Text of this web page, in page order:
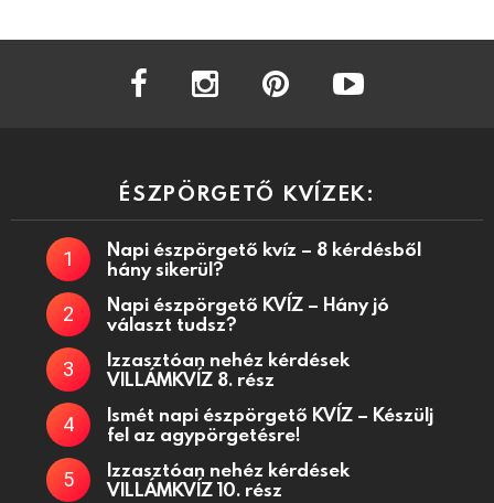
facebook instagram
ÉSZPÖRGETŐ KVÍZEK:
Napi észpörgető kvíz – 8 kérdésből
hány sikerül?
Napi észpörgető KVÍZ – Hány jó
választ tudsz?
Izzasztóan nehéz kérdések
VILLÁMKVÍZ 8. rész
Ismét napi észpörgető KVÍZ – Készülj
fel az agypörgetésre!
Izzasztóan nehéz kérdések
VILLÁMKVÍZ 10. rész